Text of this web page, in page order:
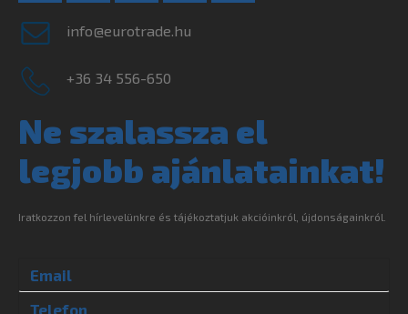
info@eurotrade.hu
+36 34 556-650
Ne szalassza el
legjobb ajánlatainkat!
Iratkozzon fel hírlevelünkre és tájékoztatjuk akcióinkról, újdonságainkról.